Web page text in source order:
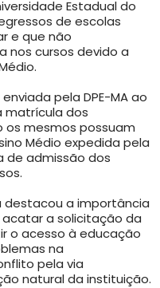
Estadual do
de escolas
e que não
nos cursos devido a
pela DPE-MA ao
matrícula dos
mesmos possuam
Médio expedida pela
de admissão dos
destacou a importância
a solicitação da
o acesso à educação
na
pela via
natural da instituição.